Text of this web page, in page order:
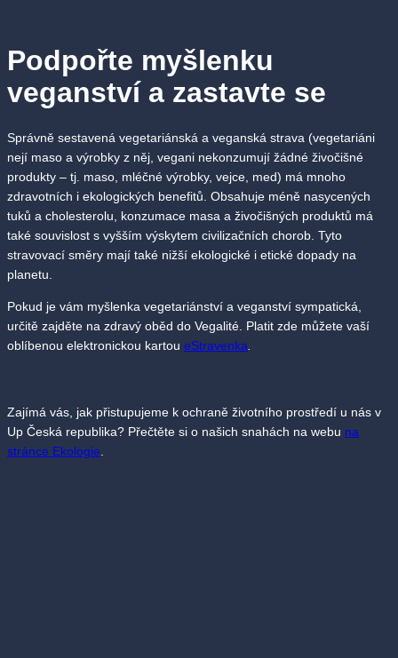
Podpořte myšlenku
veganství a zastavte se
Správně sestavená vegetariánská a veganská strava (vegetariáni
nejí maso a výrobky z něj, vegani nekonzumují žádné živočišné
produkty – tj. maso, mléčné výrobky, vejce, med) má mnoho
zdravotních i ekologických benefitů. Obsahuje méně nasycených
tuků a cholesterolu, konzumace masa a živočišných produktů má
také souvislost s vyšším výskytem civilizačních chorob. Tyto
stravovací směry mají také nižší ekologické i etické dopady na
planetu.
Pokud je vám myšlenka vegetariánství a veganství sympatická,
určitě zajděte na zdravý oběd do Vegalité. Platit zde můžete vaší
oblíbenou elektronickou kartou eStravenka.
Zajímá vás, jak přistupujeme k ochraně životního prostředí u nás v
Up Česká republika? Přečtěte si o našich snahách na webu na
stránce Ekologie.